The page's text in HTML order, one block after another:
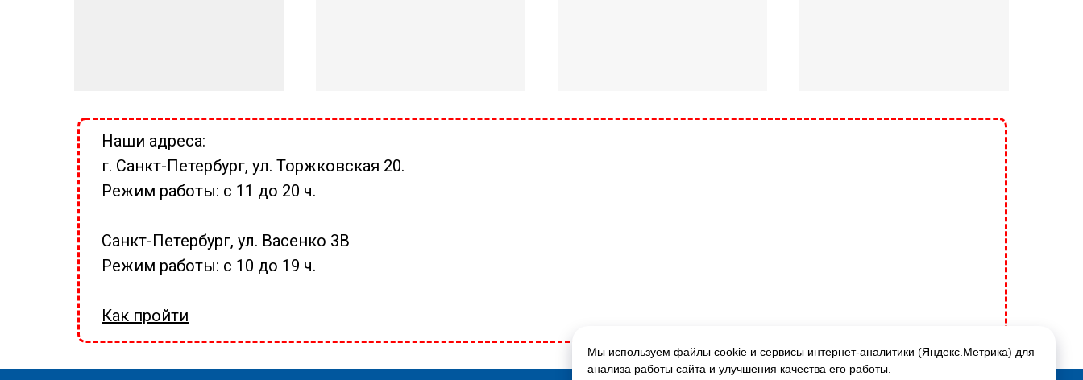
Мы используем файлы cookie и сервисы интернет-аналитики (Яндекс.Метрика) для
анализа работы сайта и улучшения качества его работы.
Наши адреса:
г. Санкт-Петербург, ул. Торжковская 20.
Режим работы: с 11 до 20 ч.
Санкт-Петербург, ул. Васенко 3В
Режим работы: с 10 до 19 ч.
Как пройти
ГЛАВНАЯ СТРАНИЦА